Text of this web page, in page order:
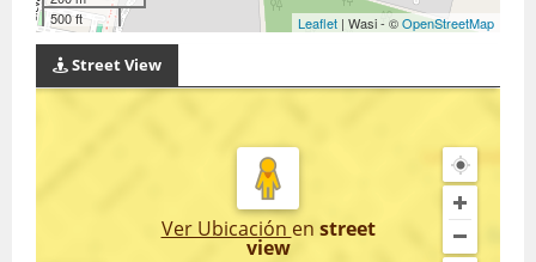
500 ft
Leaflet | Wasi - ©OpenStreetMap
Street View
Ver Ubicación en street
view